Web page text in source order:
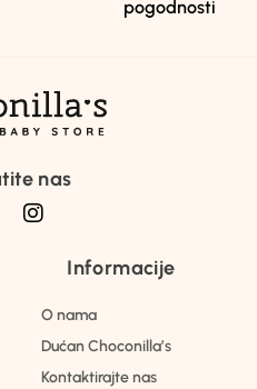
pogodnosti
nas
Informacije
O nama
Dućan Choconilla’s
Kontaktirajte nas